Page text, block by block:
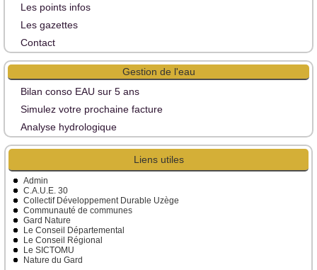
Les points infos
Les gazettes
Contact
Gestion de l'eau
Bilan conso EAU sur 5 ans
Simulez votre prochaine facture
Analyse hydrologique
Liens utiles
Admin
C.A.U.E. 30
Collectif Développement Durable Uzège
Communauté de communes
Gard Nature
Le Conseil Départemental
Le Conseil Régional
Le SICTOMU
Nature du Gard